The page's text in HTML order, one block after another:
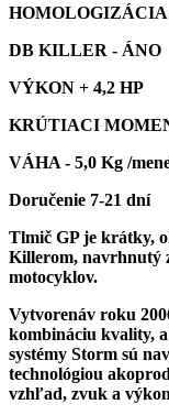
HOMOLOGIZÁCIA
DB KILLER - ÁNO
VÝKON + 4,2 HP
KRÚTIACI
VÁHA - 5,0 Kg /
Doručenie 7-21 dní
Tlmič GP je krátky,
Killerom, navrhnutý
motocyklov.
Vytvorenáv roku
kombináciu kvality,
systémy Storm sú
technológiou
vzhľad, zvuk a